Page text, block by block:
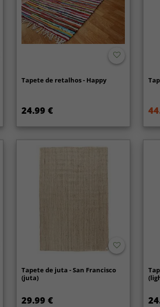
Tapete de retalhos - Happy
24.99 €
Tapete de juta - San Francisco
(juta)
29.99 €